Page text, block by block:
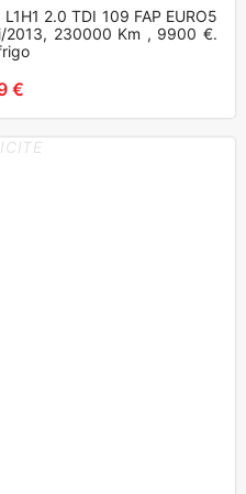
2.0 TDI 109 FAP EURO5
2013, 230000 Km , 9900 €.
€